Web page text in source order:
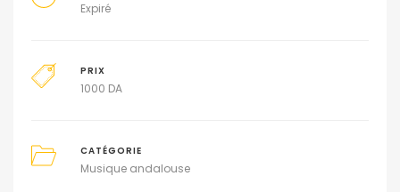
Expiré
PRIX
1000 DA
CATÉGORIE
Musique andalouse